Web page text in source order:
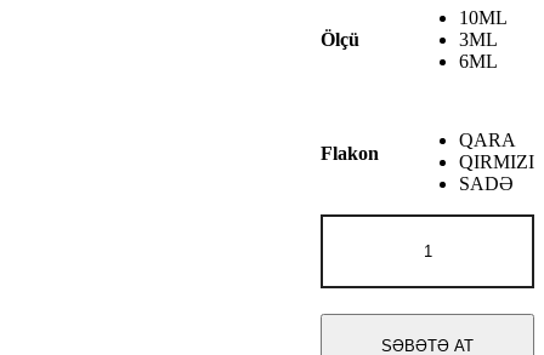
Ölçü
10ML
3ML
6ML
Flakon
QARA
QIRMIZI
SADƏ
Sander
WOMEN
adet
SƏBƏTƏ AT